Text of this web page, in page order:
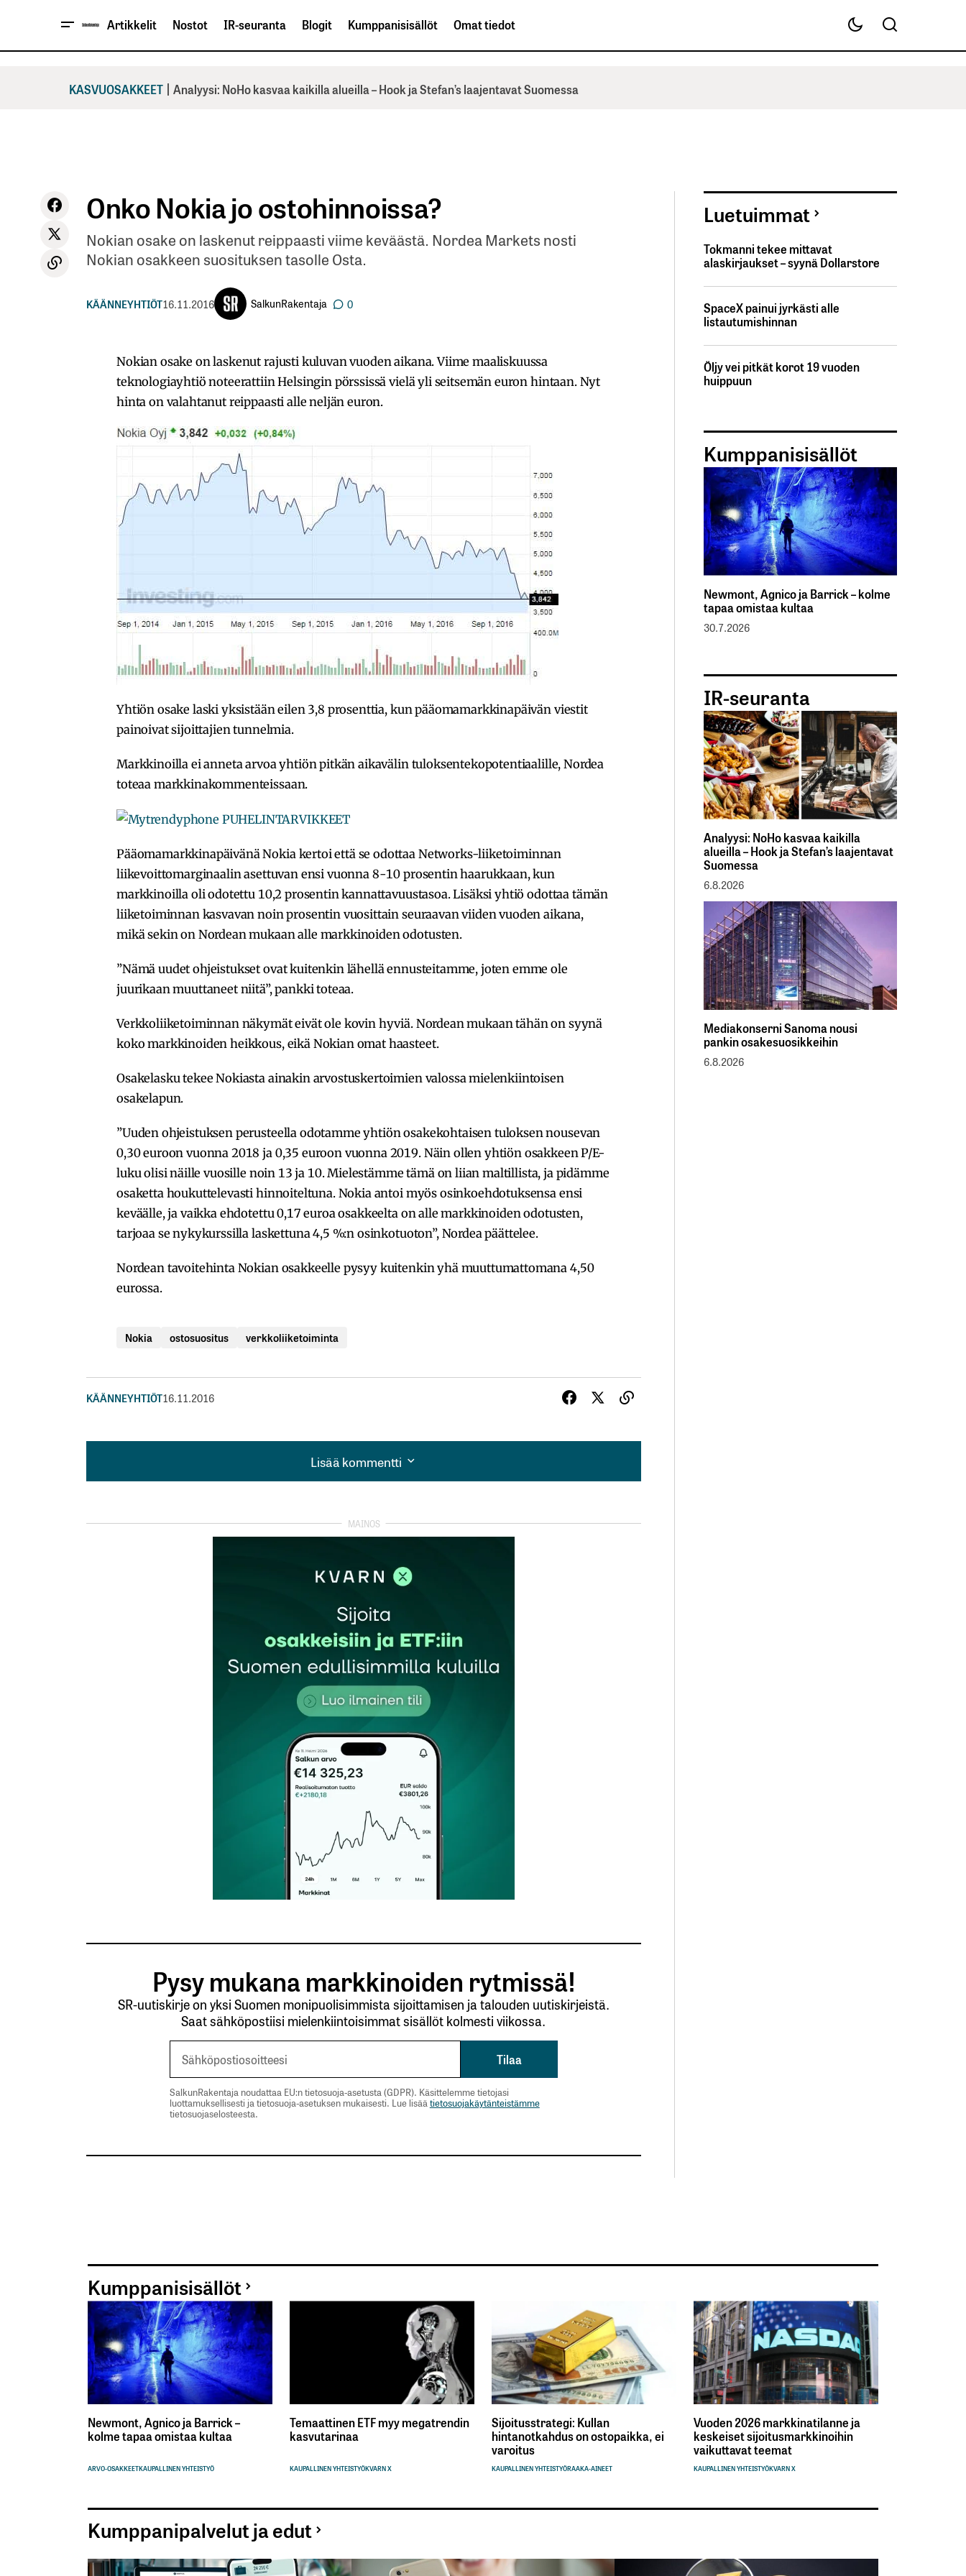
Artikkelit Nostot IR-seuranta Blogit Kumppanisisällöt Omat tiedot
KASVUOSAKKEET | Analyysi: NoHo kasvaa kaikilla alueilla – Hook ja Stefan’s laajentavat Suomessa
Onko Nokia jo ostohinnoissa?
Nokian osake on laskenut reippaasti viime keväästä. Nordea Markets nosti
Nokian osakkeen suosituksen tasolle Osta.
KÄÄNNEYHTIÖT16.11.2016 SalkunRakentaja 0
Nokian osake on laskenut rajusti kuluvan vuoden aikana. Viime maaliskuussa
teknologiayhtiö noteerattiin Helsingin pörssissä vielä yli seitsemän euron hintaan. Nyt
hinta on valahtanut reippaasti alle neljän euron.
Yhtiön osake laski yksistään eilen 3,8 prosenttia, kun pääomamarkkinapäivän viestit
painoivat sijoittajien tunnelmia.
Markkinoilla ei anneta arvoa yhtiön pitkän aikavälin tuloksentekopotentiaalille, Nordea
toteaa markkinakommenteissaan.
Pääomamarkkinapäivänä Nokia kertoi että se odottaa Networks-liiketoiminnan
liikevoittomarginaalin asettuvan ensi vuonna 8-10 prosentin haarukkaan, kun
markkinoilla oli odotettu 10,2 prosentin kannattavuustasoa. Lisäksi yhtiö odottaa tämän
liiketoiminnan kasvavan noin prosentin vuosittain seuraavan viiden vuoden aikana,
mikä sekin on Nordean mukaan alle markkinoiden odotusten.
”Nämä uudet ohjeistukset ovat kuitenkin lähellä ennusteitamme, joten emme ole
juurikaan muuttaneet niitä”, pankki toteaa.
Verkkoliiketoiminnan näkymät eivät ole kovin hyviä. Nordean mukaan tähän on syynä
koko markkinoiden heikkous, eikä Nokian omat haasteet.
Osakelasku tekee Nokiasta ainakin arvostuskertoimien valossa mielenkiintoisen
osakelapun.
”Uuden ohjeistuksen perusteella odotamme yhtiön osakekohtaisen tuloksen nousevan
0,30 euroon vuonna 2018 ja 0,35 euroon vuonna 2019. Näin ollen yhtiön osakkeen P/E-
luku olisi näille vuosille noin 13 ja 10. Mielestämme tämä on liian maltillista, ja pidämme
osaketta houkuttelevasti hinnoiteltuna. Nokia antoi myös osinkoehdotuksensa ensi
keväälle, ja vaikka ehdotettu 0,17 euroa osakkeelta on alle markkinoiden odotusten,
tarjoaa se nykykurssilla laskettuna 4,5 %:n osinkotuoton”, Nordea päättelee.
Nordean tavoitehinta Nokian osakkeelle pysyy kuitenkin yhä muuttumattomana 4,50
eurossa.
Nokia ostosuositus verkkoliiketoiminta
KÄÄNNEYHTIÖT16.11.2016
Lisää kommentti
Lisää kommentti
Pakolliset kentät on merkitty
Sähköpostiosoitteesi
Pysy mukana markkinoiden rytmissä!
SR-uutiskirje on yksi Suomen monipuolisimmista sijoittamisen ja talouden uutiskirjeistä.
Saat sähköpostiisi mielenkiintoisimmat sisällöt kolmesti viikossa.
SalkunRakentaja noudattaa EU:n tietosuoja-asetusta (GDPR). Käsittelemme tietojasi
luottamuksellisesti ja tietosuoja-asetuksen mukaisesti. Lue lisäätietosuojakäytänteistämme
tietosuojaselosteesta.
Luetuimmat
Tokmanni tekee mittavat
alaskirjaukset – syynä Dollarstore
SpaceX painui jyrkästi alle
listautumishinnan
Öljy vei pitkät korot 19 vuoden
huippuun
Kumppanisisällöt
Newmont, Agnico ja Barrick – kolme
tapaa omistaa kultaa
30.7.2026
IR-seuranta
Analyysi: NoHo kasvaa kaikilla
alueilla – Hook ja Stefan’s laajentavat
Suomessa
6.8.2026
Mediakonserni Sanoma nousi
pankin osakesuosikkeihin
6.8.2026
Kumppanisisällöt
Newmont, Agnico ja Barrick –
kolme tapaa omistaa kultaa
ARVO-OSAKKEETKAUPALLINEN YHTEISTYÖ
Temaattinen ETF myy megatrendin
kasvutarinaa
KAUPALLINEN YHTEISTYÖKVARN X
Sijoitusstrategi: Kullan
hintanotkahdus on ostopaikka, ei
varoitus
KAUPALLINEN YHTEISTYÖRAAKA-AINEET
Vuoden 2026 markkinatilanne ja
keskeiset sijoitusmarkkinoihin
vaikuttavat teemat
KAUPALLINEN YHTEISTYÖKVARN X
Kumppanipalvelut ja edut